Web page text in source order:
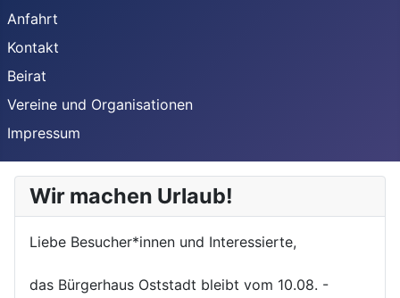
Anfahrt
Kontakt
Beirat
Vereine und Organisationen
Impressum
Wir machen Urlaub!
Liebe Besucher*innen und Interessierte,
das Bürgerhaus Oststadt bleibt vom 10.08. -